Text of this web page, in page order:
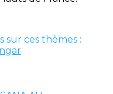
sur ces thèmes :